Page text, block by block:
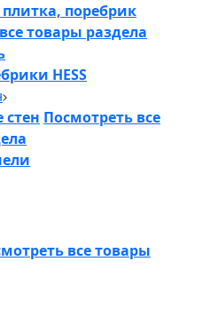
плитка, поребрик
товары раздела
HESS
стен Посмотреть все
все товары